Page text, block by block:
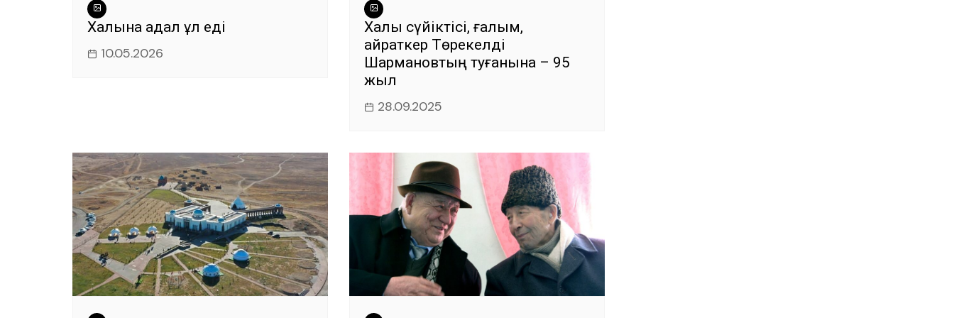
Халқына адал ұл еді
10.05.2026
Халық сүйіктісі, ғалым,
қайраткер Төрекелді
Шармановтың туғанына – 95
жыл
28.09.2025